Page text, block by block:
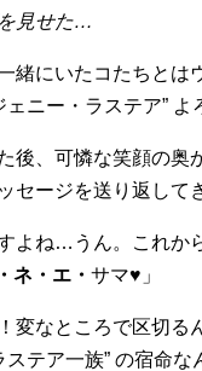
見せた…
緒にいたコたちとは
ニー・ラステア” よ
後、可憐な笑顔の奥
セージを送り返して
よね…うん。これか
ネ・エ・ サマ♥」
変なところで区切る
テア一族” の宿命な